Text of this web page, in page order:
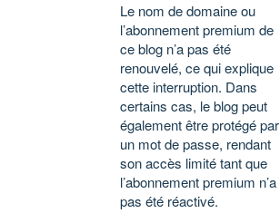
Le nom de domaine ou
l’abonnement premium de
ce blog n’a pas été
renouvelé, ce qui explique
cette interruption. Dans
certains cas, le blog peut
également être protégé par
un mot de passe, rendant
son accès limité tant que
l’abonnement premium n’a
pas été réactivé.